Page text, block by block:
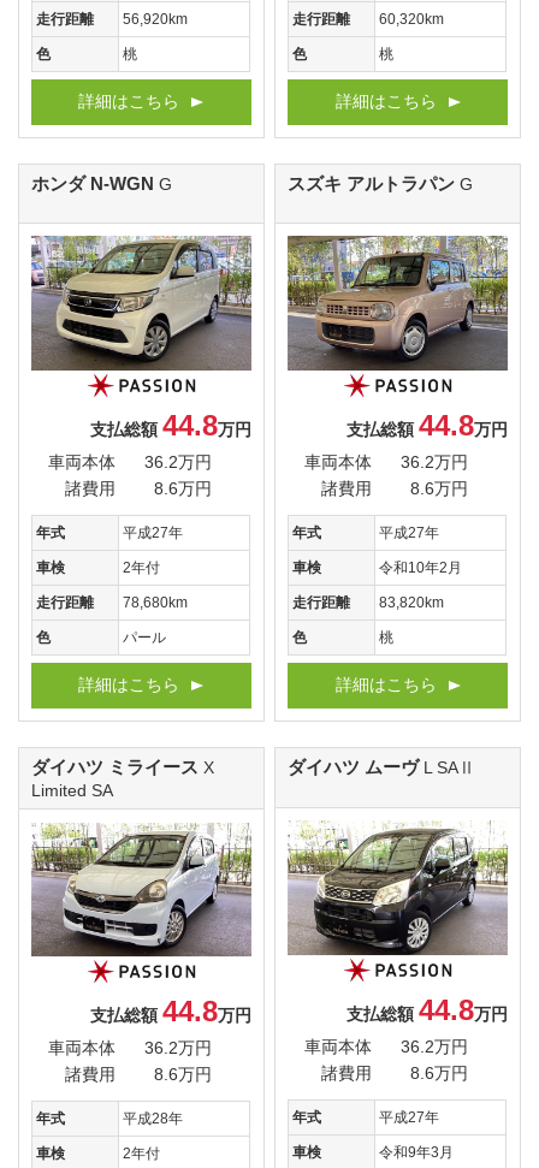
走行距離 56,920km
色 桃
詳細はこちら
走行距離 60,320km
色 桃
詳細はこちら
ホンダ N-WGNG
支払総額 44.8万円
車両本体
36.2万円
諸費用
8.6万円
年式 平成27年
車検 2年付
走行距離 78,680km
色 パール
詳細はこちら
スズキ アルトラパンG
支払総額 44.8万円
車両本体
36.2万円
諸費用
8.6万円
年式 平成27年
車検 令和10年2月
走行距離 83,820km
色 桃
詳細はこちら
ダイハツ ミライース X
Limited SA
支払総額 44.8万円
車両本体
36.2万円
諸費用
8.6万円
年式 平成28年
車検 2年付
ダイハツ ムーヴ L SAⅡ
支払総額 44.8万円
車両本体
36.2万円
諸費用
8.6万円
年式 平成27年
車検 令和9年3月